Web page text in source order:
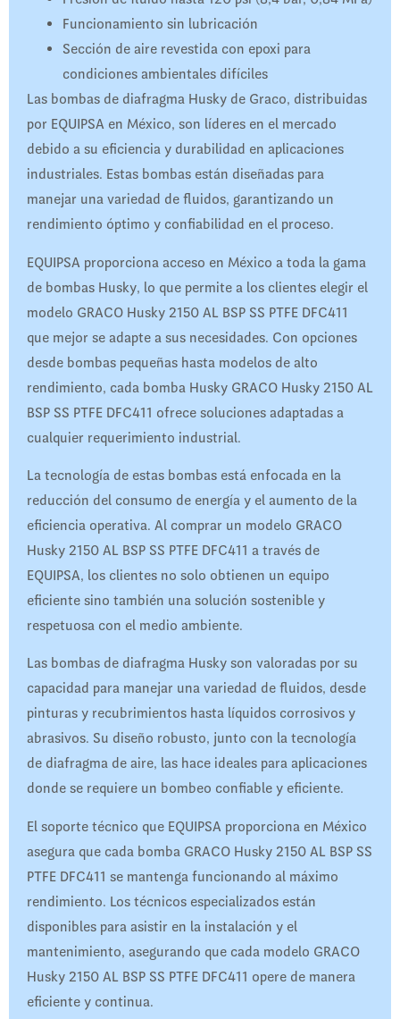
Funcionamiento sin lubricación
Sección de aire revestida con epoxi para
condiciones ambientales difíciles
Las bombas de diafragma Husky de Graco, distribuidas
por EQUIPSA en México, son líderes en el mercado
debido a su eficiencia y durabilidad en aplicaciones
industriales. Estas bombas están diseñadas para
manejar una variedad de fluidos, garantizando un
rendimiento óptimo y confiabilidad en el proceso.
EQUIPSA proporciona acceso en México a toda la gama
de bombas Husky, lo que permite a los clientes elegir el
modelo GRACO Husky 2150 AL BSP SS PTFE DFC411
que mejor se adapte a sus necesidades. Con opciones
desde bombas pequeñas hasta modelos de alto
rendimiento, cada bomba Husky GRACO Husky 2150 AL
BSP SS PTFE DFC411 ofrece soluciones adaptadas a
cualquier requerimiento industrial.
La tecnología de estas bombas está enfocada en la
reducción del consumo de energía y el aumento de la
eficiencia operativa. Al comprar un modelo GRACO
Husky 2150 AL BSP SS PTFE DFC411 a través de
EQUIPSA, los clientes no solo obtienen un equipo
eficiente sino también una solución sostenible y
respetuosa con el medio ambiente.
Las bombas de diafragma Husky son valoradas por su
capacidad para manejar una variedad de fluidos, desde
pinturas y recubrimientos hasta líquidos corrosivos y
abrasivos. Su diseño robusto, junto con la tecnología
de diafragma de aire, las hace ideales para aplicaciones
donde se requiere un bombeo confiable y eficiente.
El soporte técnico que EQUIPSA proporciona en México
asegura que cada bomba GRACO Husky 2150 AL BSP SS
PTFE DFC411 se mantenga funcionando al máximo
rendimiento. Los técnicos especializados están
disponibles para asistir en la instalación y el
mantenimiento, asegurando que cada modelo GRACO
Husky 2150 AL BSP SS PTFE DFC411 opere de manera
eficiente y continua.